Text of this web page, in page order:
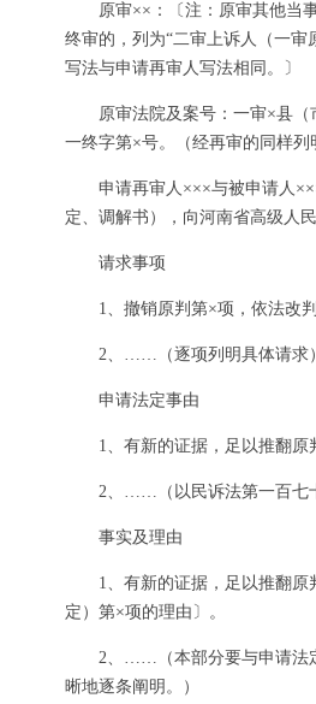
原审××：〔注：原审其他当事
终审的，列为“二审上诉人（一审
写法与申请再审人写法相同。〕
原审法院及案号：一审×县（市
一终字第×号。（经再审的同样列
申请再审人×××与被申请人×××
定、调解书），向河南省高级人
请求事项
1、撤销原判第×项，依法改
2、……（逐项列明具体请求
申请法定事由
1、有新的证据，足以推翻原
2、……（以民诉法第一百七十
事实及理由
1、有新的证据，足以推翻原
定）第×项的理由〕。
2、……（本部分要与申请法定
晰地逐条阐明。）